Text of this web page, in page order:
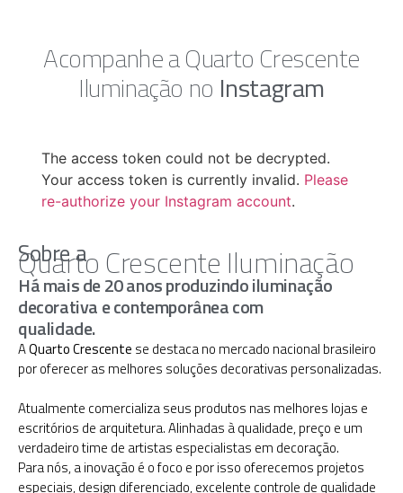
Acompanhe a Quarto Crescente
Iluminação no Instagram
The access token could not be decrypted.
Your access token is currently invalid. Please
re-authorize your Instagram account.
Sobre a
Quarto Crescente Iluminação
Há mais de 20 anos produzindo iluminação
decorativa e contemporânea com
qualidade.
AQuarto Crescente se destaca no mercado nacional brasileiro
por oferecer as melhores soluções decorativas personalizadas.
Atualmente comercializa seus produtos nas melhores lojas e
escritórios de arquitetura. Alinhadas à qualidade, preço e um
verdadeiro time de artistas especialistas em decoração.
Para nós, a inovação é o foco e por isso oferecemos projetos
especiais, design diferenciado, excelente controle de qualidade